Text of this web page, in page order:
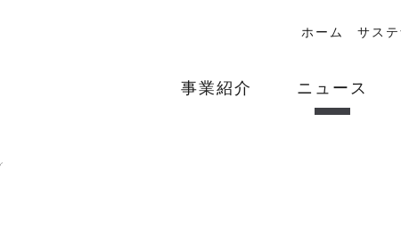
ホーム サス
事業紹介 ニュース